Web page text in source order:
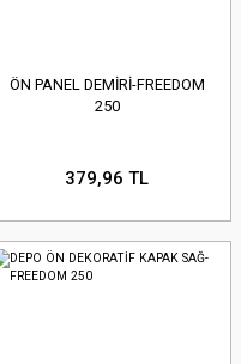
ÖN PANEL DEMİRİ-FREEDOM
250
379,96 TL